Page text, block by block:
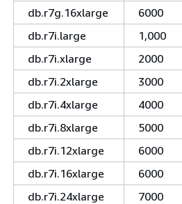
db.r7g.16xlarge
6000
db.r7i.large
1,000
db.r7i.xlarge
2000
db.r7i.2xlarge
3000
db.r7i.4xlarge
4000
db.r7i.8xlarge
5000
db.r7i.12xlarge
6000
db.r7i.16xlarge
6000
db.r7i.24xlarge
7000